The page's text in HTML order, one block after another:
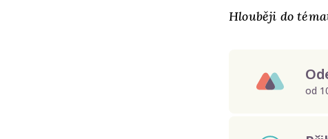
Hlouběji do
od